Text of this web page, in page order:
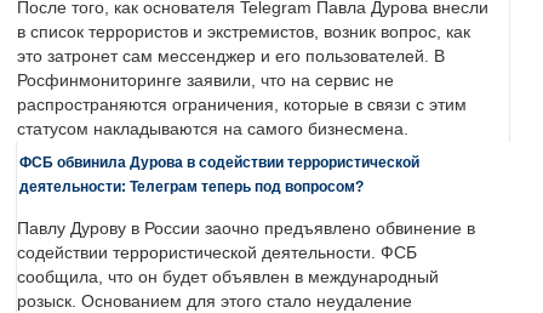
После того, как основателя Telegram Павла Дурова внесли
в список террористов и экстремистов, возник вопрос, как
это затронет сам мессенджер и его пользователей. В
Росфинмониторинге заявили, что на сервис не
распространяются ограничения, которые в связи с этим
статусом накладываются на самого бизнесмена.
ФСБ обвинила Дурова в содействии террористической
деятельности: Телеграм теперь под вопросом?
Павлу Дурову в России заочно предъявлено обвинение в
содействии террористической деятельности. ФСБ
сообщила, что он будет объявлен в международный
розыск. Основанием для этого стало неудаление